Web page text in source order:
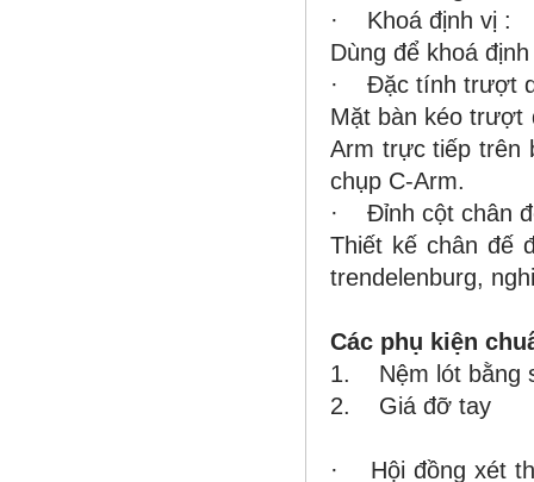
· Khoá định vị :
Dùng để khoá
· Đặc tính trượt
Mặt bàn kéo trượt
Arm trực tiếp trên
chụp C-Arm.
· Đỉnh cột chân
Thiết kế chân đế
trendelenburg,
Các phụ kiện
1. Nệm lót
2. Giá đỡ
· Hội đồng xét